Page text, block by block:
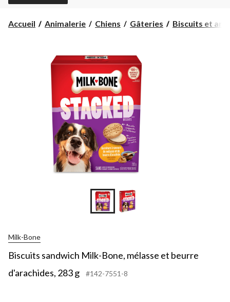
Accueil Animalerie Chiens Gâteries Biscuits et
Milk-Bone
Biscuits sandwich Milk-Bone, mélasse et beurre
d'arachides, 283 g
#142-7551-8